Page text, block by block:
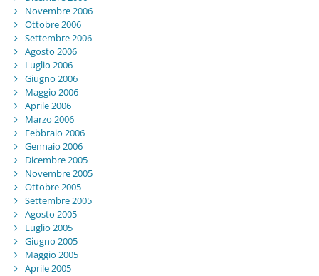
Novembre 2006
Ottobre 2006
Settembre 2006
Agosto 2006
Luglio 2006
Giugno 2006
Maggio 2006
Aprile 2006
Marzo 2006
Febbraio 2006
Gennaio 2006
Dicembre 2005
Novembre 2005
Ottobre 2005
Settembre 2005
Agosto 2005
Luglio 2005
Giugno 2005
Maggio 2005
Aprile 2005